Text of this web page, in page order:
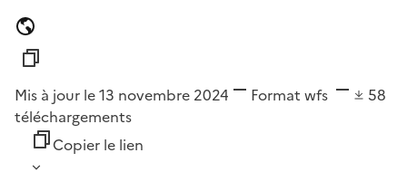
Mis à jour le 13 novembre 2024 Format wfs
58
téléchargements
Copier le lien